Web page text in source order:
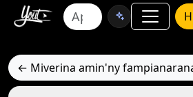
← Miverina amin'ny